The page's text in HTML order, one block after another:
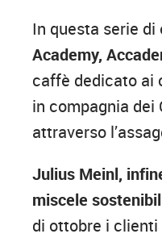
In questa serie
Academy,
caffè dedicato ai
in compagnia
attraverso
Julius Meinl,
miscele
di ottobre i clienti